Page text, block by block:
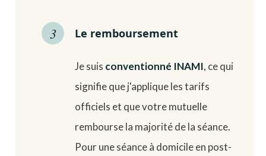
Le remboursement
Je suis conventionné INAMI, ce qui
signifie que j'applique les tarifs
officiels et que votre mutuelle
rembourse la majorité de la séance.
Pour une séance à domicile en post-